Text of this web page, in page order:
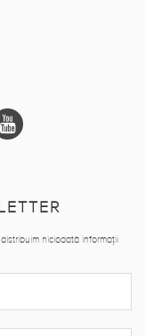
niciodată informații